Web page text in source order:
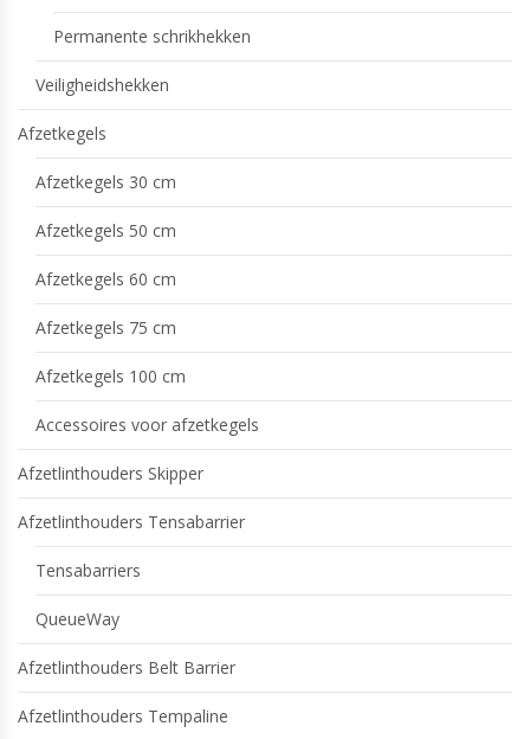
Permanente schrikhekken
Veiligheidshekken
Afzetkegels
Afzetkegels 30 cm
Afzetkegels 50 cm
Afzetkegels 60 cm
Afzetkegels 75 cm
Afzetkegels 100 cm
Accessoires voor afzetkegels
Afzetlinthouders Skipper
Afzetlinthouders Tensabarrier
Tensabarriers
QueueWay
Afzetlinthouders Belt Barrier
Afzetlinthouders Tempaline